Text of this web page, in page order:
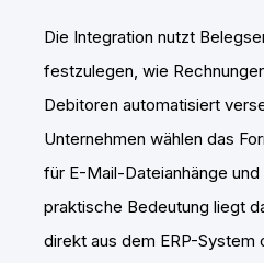
Die Integration nutzt
festzulegen, wie
Debitoren automatisiert
Unternehmen wählen das
für E-Mail-Dateianhänge
praktische Bedeutung liegt
direkt aus dem ERP-System